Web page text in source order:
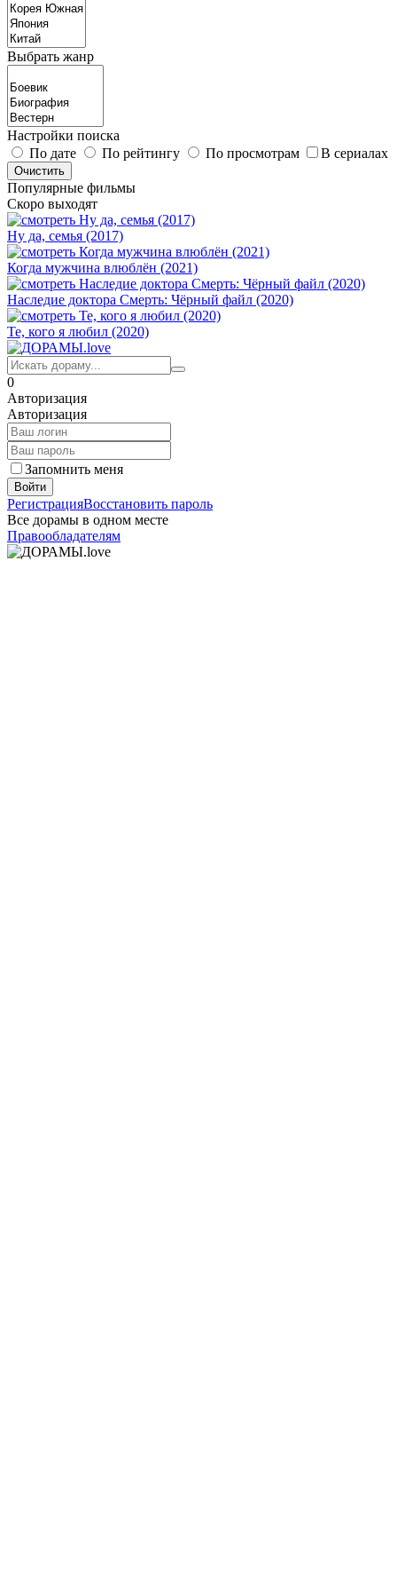
Выбрать жанр
Настройки поиска
По дате
По рейтингу По просмотрам В сериалах
Популярные фильмы
Скоро выходят
Ну да, семья (2017)
Когда мужчина влюблён (2021)
Наследие доктора Смерть: Чёрный файл (2020)
Те, кого я любил (2020)
0
Авторизация
Авторизация
Запомнить меня
Войти
РегистрацияВосстановить пароль
Все дорамы в одном месте
Правообладателям